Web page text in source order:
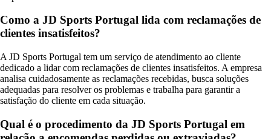
Como a JD Sports Portugal lida com reclamações de
clientes insatisfeitos?
A JD Sports Portugal tem um serviço de atendimento ao cliente
dedicado a lidar com reclamações de clientes insatisfeitos. A empresa
analisa cuidadosamente as reclamações recebidas, busca soluções
adequadas para resolver os problemas e trabalha para garantir a
satisfação do cliente em cada situação.
Qual é o procedimento da JD Sports Portugal em